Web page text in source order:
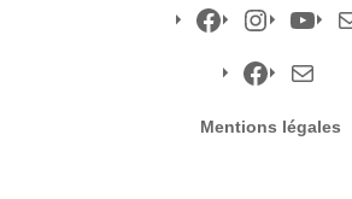
Facebook
mail
Mentions légales